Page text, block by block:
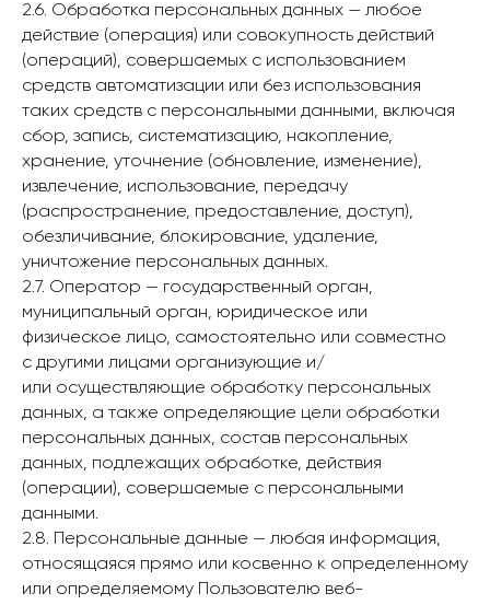
2.6. Обработка персональных данных — любое
действие (операция) или совокупность действий
(операций), совершаемых с использованием
средств автоматизации или без использования
таких средств с персональными данными, включая
сбор, запись, систематизацию, накопление,
хранение, уточнение (обновление, изменение),
извлечение, использование, передачу
(распространение, предоставление, доступ),
обезличивание, блокирование, удаление,
уничтожение персональных данных.
2.7. Оператор — государственный орган,
муниципальный орган, юридическое или
физическое лицо, самостоятельно или совместно
с другими лицами организующие и/
или осуществляющие обработку персональных
данных, а также определяющие цели обработки
персональных данных, состав персональных
данных, подлежащих обработке, действия
(операции), совершаемые с персональными
данными.
2.8. Персональные данные — любая информация,
относящаяся прямо или косвенно к определенному
или определяемому Пользователю веб-